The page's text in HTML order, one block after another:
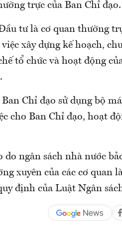
trực của Ban Chỉ đạo.
tư là cơ quan thường
xây dựng kế hoạch,
tổ chức và hoạt động
Chỉ đạo sử dụng bộ
cho Ban Chỉ đạo, hoạt
ngân sách nhà nước
xuyên của các cơ quan
định của Luật Ngân